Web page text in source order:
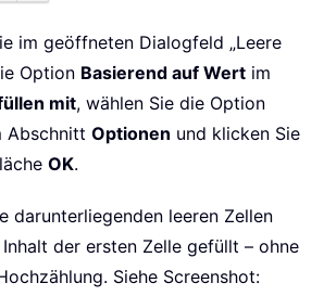
im geöffneten Dialogfeld „Leere
Option Basierend auf Wert im
mit, wählen Sie die Option
Abschnitt Optionen und klicken Sie
OK.
darunterliegenden leeren Zellen
der ersten Zelle gefüllt – ohne
Siehe Screenshot: